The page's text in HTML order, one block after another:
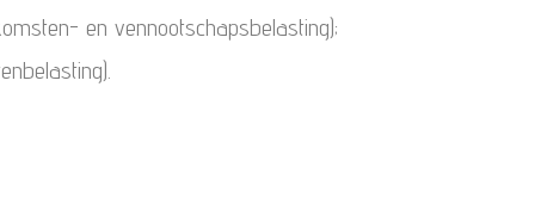
en vennootschapsbelasting);